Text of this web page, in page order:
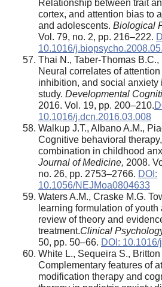
Relationship between trait
cortex, and attention bias to
and adolescents. Biological
Vol. 79, no. 2, pp. 216–222.
10.1016/
Thai N., Taber-Thomas
Neural correlates of
inhibition, and social anxiety
study. Developmental
2016. Vol. 19, pp. 200–210.
10.1016/j.dcn.2016.03.008
Walkup J.T., Albano A.M.,
Cognitive behavioral
combination in childhood
Journal of Medicine, 2008.
no. 26, pp. 2753–2766. DOI:
10.1056/NEJMoa0804633
Waters A.M., Craske M.G.
learning formulation of
review of theory and
treatment.Clinical
50, pp. 50–66. DOI:
White L., Sequeira S., Britton
Complementary features of
modification therapy and